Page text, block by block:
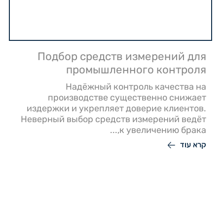
Подбор средств измерений для
промышленного контроля
Надёжный контроль качества на
производстве существенно снижает
издержки и укрепляет доверие клиентов.
Неверный выбор средств измерений ведёт
к увеличению брака,...
קרא עוד